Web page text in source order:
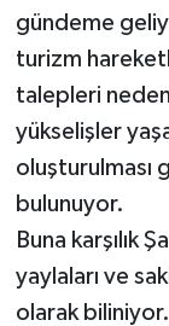
gündeme
turizm
talepleri
yükselişler
oluşturulması
bulunuyor.
Buna karşılık
yaylaları ve
olarak